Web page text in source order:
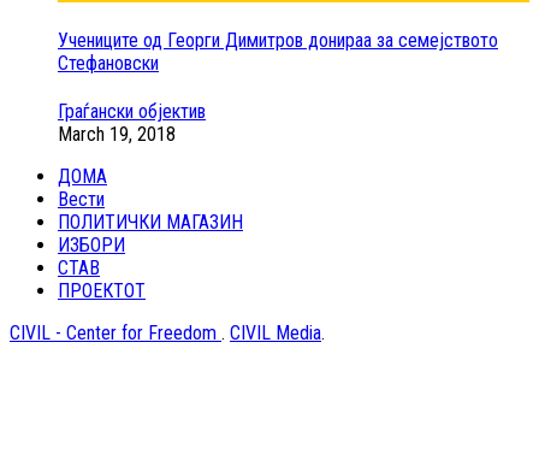
Учениците од Георги Димитров донираа за семејството
Стефановски
Граѓански објектив
March 19, 2018
ДОМА
Вести
ПОЛИТИЧКИ МАГАЗИН
ИЗБОРИ
СТАВ
ПРОЕКТОТ
CIVIL - Center for Freedom . CIVIL Media.